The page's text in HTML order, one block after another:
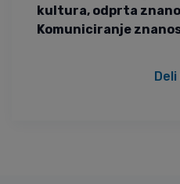
kultura, odprta
Komuniciranje